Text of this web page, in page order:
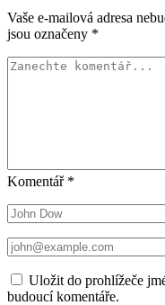
Vaše e-mailová adresa
jsou označeny *
Komentář *
Uložit do prohlížeče
budoucí komentáře.